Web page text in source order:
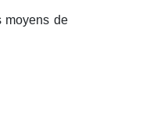
moyens de